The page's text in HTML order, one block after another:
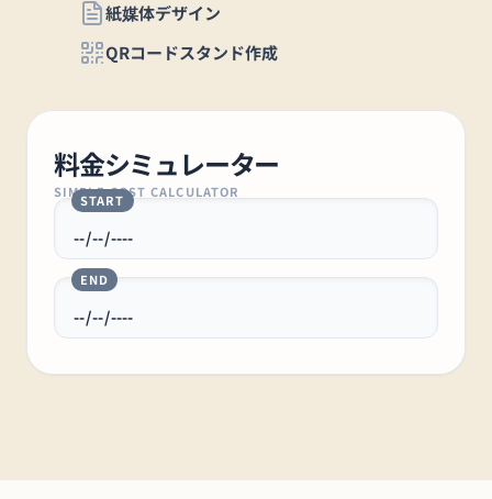
紙媒体デザイン
QRコードスタンド作成
料金シミュレーター
SIMPLE COST CALCULATOR
START
END